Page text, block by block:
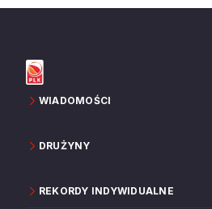
WIADOMOŚCI
DRUŻYNY
REKORDY INDYWIDUALNE